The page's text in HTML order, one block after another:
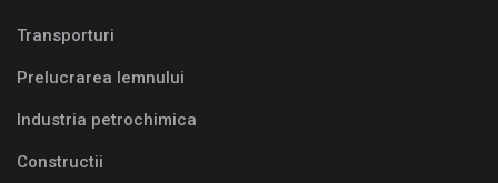
Transporturi
Prelucrarea lemnului
Industria petrochimica
Constructii